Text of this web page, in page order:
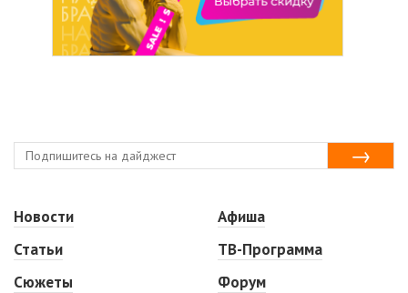
Новости
Статьи
Сюжеты
Афиша
ТВ-Программа
Форум